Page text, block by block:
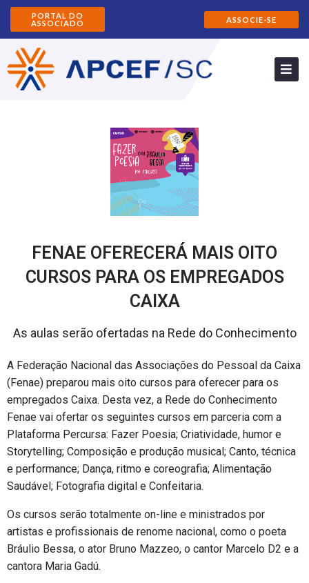
PORTAL DO
ASSOCIADO
ASSOCIE-SE
FENAE OFERECERÁ MAIS OITO
CURSOS PARA OS EMPREGADOS
CAIXA
As aulas serão ofertadas na Rede do Conhecimento
A Federação Nacional das Associações do Pessoal da Caixa
(Fenae) preparou mais oito cursos para oferecer para os
empregados Caixa. Desta vez, a Rede do Conhecimento
Fenae vai ofertar os seguintes cursos em parceria com a
Plataforma Percursa: Fazer Poesia; Criatividade, humor e
Storytelling; Composição e produção musical; Canto, técnica
e performance; Dança, ritmo e coreografia; Alimentação
Saudável; Fotografia digital e Confeitaria.
Os cursos serão totalmente on-line e ministrados por
artistas e profissionais de renome nacional, como o poeta
Bráulio Bessa, o ator Bruno Mazzeo, o cantor Marcelo D2 e a
cantora Maria Gadú.